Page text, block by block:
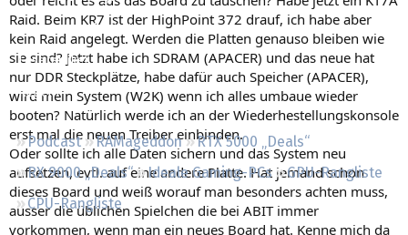
Neueste Aktivitäten
Leserartikel
Regeln
Podcast RAMageddon
RTX 5000 „Deals“
RX 9000 „Deals“
Ideale Gaming-PCs
GPU-Rangliste
CPU-Rangliste
Raid. Beim KR7 ist der HighPoint 372 drauf, ich habe aber
kein Raid angelegt. Werden die Platten genauso bleiben wie
sie sind? Jetzt habe ich SDRAM (APACER) und das neue hat
nur DDR Steckplätze, habe dafür auch Speicher (APACER),
wird mein System (W2K) wenn ich alles umbaue wieder
booten? Natürlich werde ich an der Wiederhestellungskonsole
erst mal die neuen Treiber einbinden.
Oder sollte ich alle Daten sichern und das System neu
aufsetzen, evtl. auf eine andere Platte. Hat jemand schon
dieses Board und weiß worauf man besonders achten muss,
ausser die üblichen Spielchen die bei ABIT immer
vorkommen, wenn man ein neues Board hat. Kenne mich da